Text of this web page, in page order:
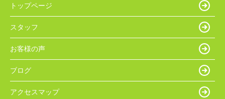
トップページ
スタッフ
お客様の声
ブログ
アクセスマップ